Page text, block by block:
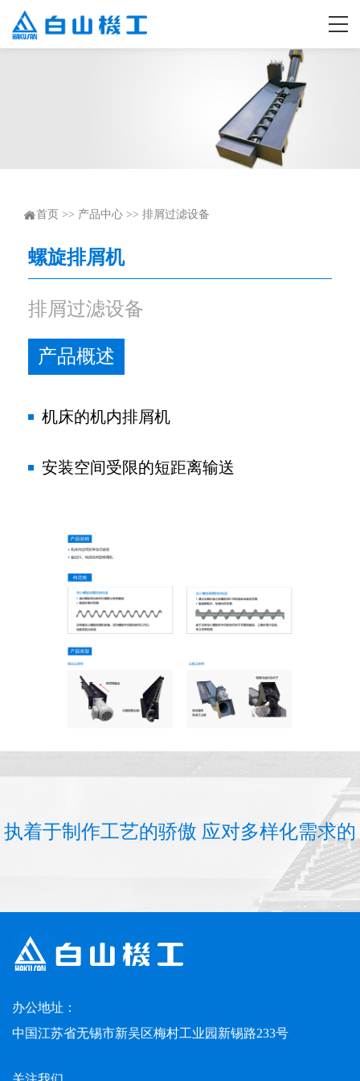
首页 >> 产品中心 >>排屑过滤设备
螺旋排屑机
排屑过滤设备
产品概述
机床的机内排屑机
安装空间受限的短距离输送
执着于制作工艺的骄傲 应对多样化需求的
办公地址：
中国江苏省无锡市新吴区梅村工业园新锡路233号